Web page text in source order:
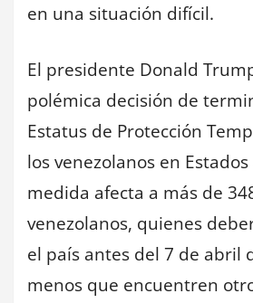
en una situación difícil.
El presidente Donald
polémica decisión de
Estatus de Protección
los venezolanos en
medida afecta a más de
venezolanos, quienes
el país antes del 7 de abril
menos que encuentren